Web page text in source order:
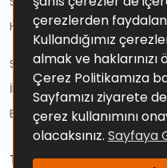
çerezlerden
Kullandığımız
almak ve
Çerez Politikamıza
Sayfamızı ziyarete
çerez kullanımını
olacaksınız. Sayfaya
Hesap Bilgileri
Sepetim
İletişim
Blog
Tüm Hakları Saklıdır.